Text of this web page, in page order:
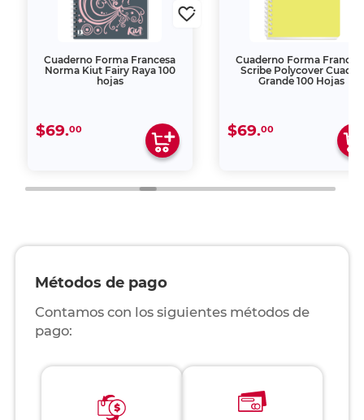
Cuaderno Forma Francesa
Norma Kiut Fairy Raya 100
hojas
$69.00
Cuaderno Forma
Scribe Polycover Cuadro
Grande 100 Hojas
$69.00
Métodos de pago
Contamos con los siguientes métodos de
pago: